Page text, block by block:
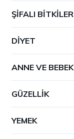
ŞIFALI BITKILER
DIYET
ANNE VE BEBEK
GÜZELLIK
YEMEK